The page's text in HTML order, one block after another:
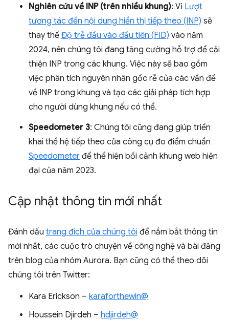
Nghiên cứu về INP (trên nhiều khung): Vì Lượt
tương tác đến nội dung hiển thị tiếp theo (INP) sẽ
thay thế Độ trễ đầu vào đầu tiên (FID) vào năm
2024, nên chúng tôi đang tăng cường hỗ trợ để cải
thiện INP trong các khung. Việc này sẽ bao gồm
việc phân tích nguyên nhân gốc rễ của các vấn đề
về INP trong khung và tạo các giải pháp tích hợp
cho người dùng khung nếu có thể.
Speedometer 3: Chúng tôi cũng đang giúp triển
khai thế hệ tiếp theo của công cụ đo điểm chuẩn
Speedometer để thể hiện bối cảnh khung web hiện
đại của năm 2023.
Cập nhật thông tin mới nhất
Đánh dấu trang đích của chúng tôi để nắm bắt thông tin
mới nhất, các cuộc trò chuyện về công nghệ và bài đăng
trên blog của nhóm Aurora. Bạn cũng có thể theo dõi
chúng tôi trên Twitter:
Kara Erickson – karaforthewin@
Houssein Djirdeh – hdjirdeh@